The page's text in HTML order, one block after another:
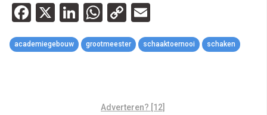
Facebook
X LinkedIn
WhatsApp
Copy
Link
academiegebouw grootmeester schaaktoernooi schaken
Adverteren? [12]